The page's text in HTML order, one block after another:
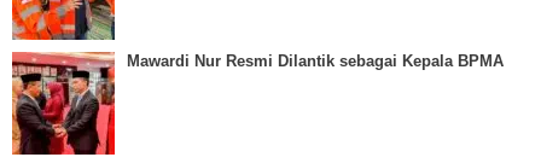
Mawardi Nur Resmi Dilantik sebagai Kepala BPMA